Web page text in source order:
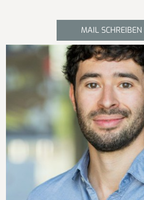
MAIL SCHREIBEN